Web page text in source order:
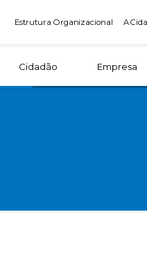
Estrutura Organizacional A
Cidadão Empresa